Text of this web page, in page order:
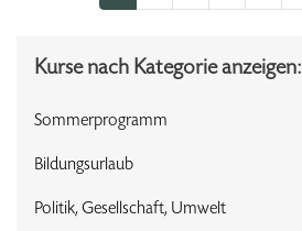
Kurse nach Kategorie anzeigen:
Sommerprogramm
Bildungsurlaub
Politik, Gesellschaft, Umwelt